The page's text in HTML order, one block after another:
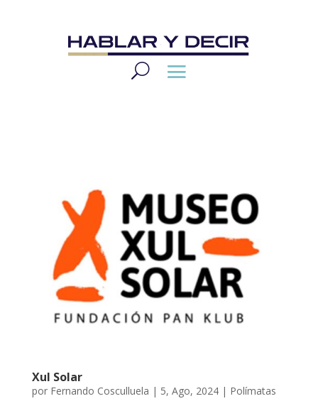
Xul Solar
por Fernando Cosculluela | 5, Ago, 2024| Polímatas